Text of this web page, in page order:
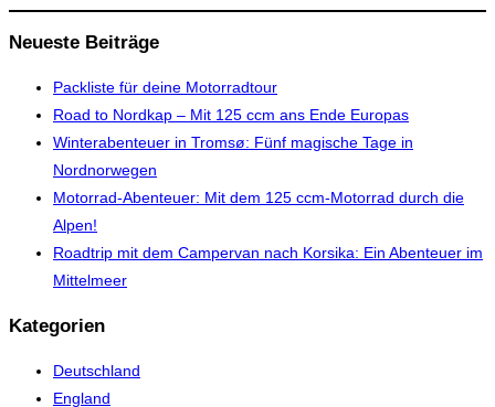
Neueste Beiträge
Packliste für deine Motorradtour
Road to Nordkap – Mit 125 ccm ans Ende Europas
Winterabenteuer in Tromsø: Fünf magische Tage in
Nordnorwegen
Motorrad-Abenteuer: Mit dem 125 ccm-Motorrad durch die
Alpen!
Roadtrip mit dem Campervan nach Korsika: Ein Abenteuer im
Mittelmeer
Kategorien
Deutschland
England